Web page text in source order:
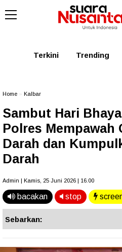
Kalbar Kalteng
Terkini Trending
Home Kalbar
Sambut Hari
Polres Mempawah
Darah dan
Darah
Admin | Kamis, 25 Juni 2026 | 16.00
bacakan stop
Sebarkan: